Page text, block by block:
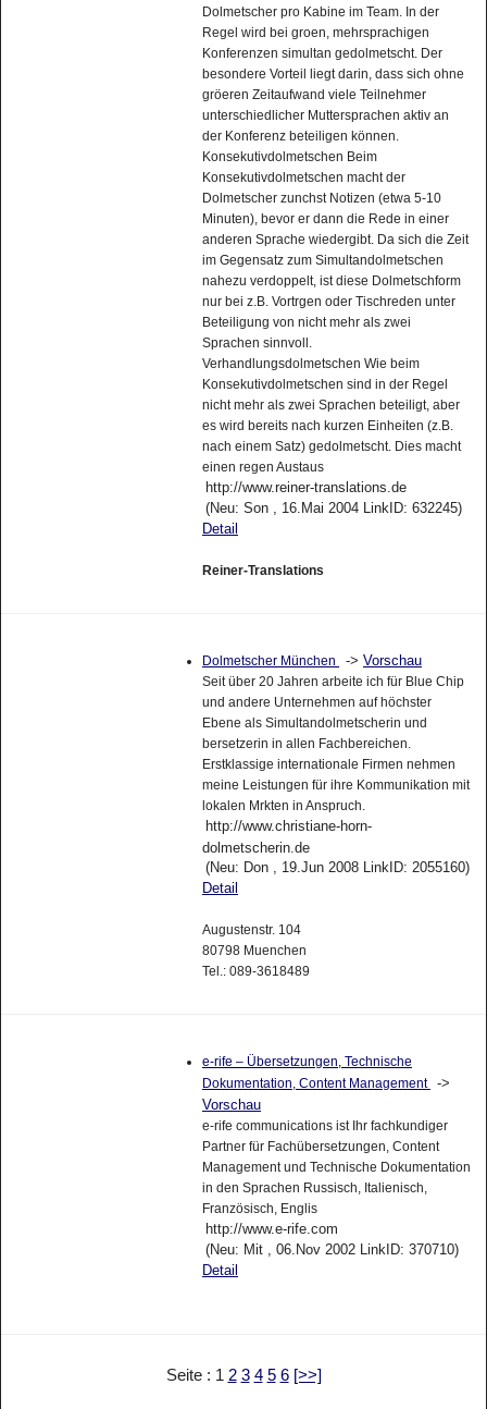
Dolmetscher pro Kabine im Team. In der
Regel wird bei groen, mehrsprachigen
Konferenzen simultan gedolmetscht. Der
besondere Vorteil liegt darin, dass sich ohne
gröeren Zeitaufwand viele Teilnehmer
unterschiedlicher Muttersprachen aktiv an
der Konferenz beteiligen können.
Konsekutivdolmetschen Beim
Konsekutivdolmetschen macht der
Dolmetscher zunchst Notizen (etwa 5-10
Minuten), bevor er dann die Rede in einer
anderen Sprache wiedergibt. Da sich die Zeit
im Gegensatz zum Simultandolmetschen
nahezu verdoppelt, ist diese Dolmetschform
nur bei z.B. Vortrgen oder Tischreden unter
Beteiligung von nicht mehr als zwei
Sprachen sinnvoll.
Verhandlungsdolmetschen Wie beim
Konsekutivdolmetschen sind in der Regel
nicht mehr als zwei Sprachen beteiligt, aber
es wird bereits nach kurzen Einheiten (z.B.
nach einem Satz) gedolmetscht. Dies macht
einen regen Austaus
http://www.reiner-translations.de
(Neu: Son , 16.Mai 2004 LinkID: 632245)
Detail
Reiner-Translations
Dolmetscher München -> Vorschau
Seit über 20 Jahren arbeite ich für Blue Chip
und andere Unternehmen auf höchster
Ebene als Simultandolmetscherin und
bersetzerin in allen Fachbereichen.
Erstklassige internationale Firmen nehmen
meine Leistungen für ihre Kommunikation mit
lokalen Mrkten in Anspruch.
http://www.christiane-horn-
dolmetscherin.de
(Neu: Don , 19.Jun 2008 LinkID: 2055160)
Detail
Augustenstr. 104
80798 Muenchen
Tel.: 089-3618489
e-rife – Übersetzungen, Technische
Dokumentation, Content Management ->
Vorschau
e-rife communications ist Ihr fachkundiger
Partner für Fachübersetzungen, Content
Management und Technische Dokumentation
in den Sprachen Russisch, Italienisch,
Französisch, Englis
http://www.e-rife.com
(Neu: Mit , 06.Nov 2002 LinkID: 370710)
Detail
Seite : 1 2 3 4 5 6 [>>]